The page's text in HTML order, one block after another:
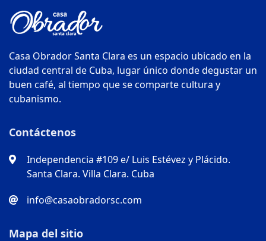
Casa Obrador Santa Clara es un espacio ubicado en la
ciudad central de Cuba, lugar único donde degustar un
buen café, al tiempo que se comparte cultura y
cubanismo.
Contáctenos
Independencia #109 e/ Luis Estévez y Plácido.
Santa Clara. Villa Clara. Cuba
info@casaobradorsc.com
Mapa del sitio